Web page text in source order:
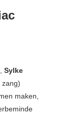
Sylke
zang)
maken,